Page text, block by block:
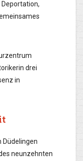
drei
in
Düdelingen
neunzehnten